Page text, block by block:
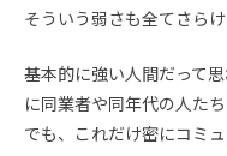
そういう弱さも全てさら
基本的に強い人間だって
に同業者や同年代の人た
でも、これだけ密にコミ